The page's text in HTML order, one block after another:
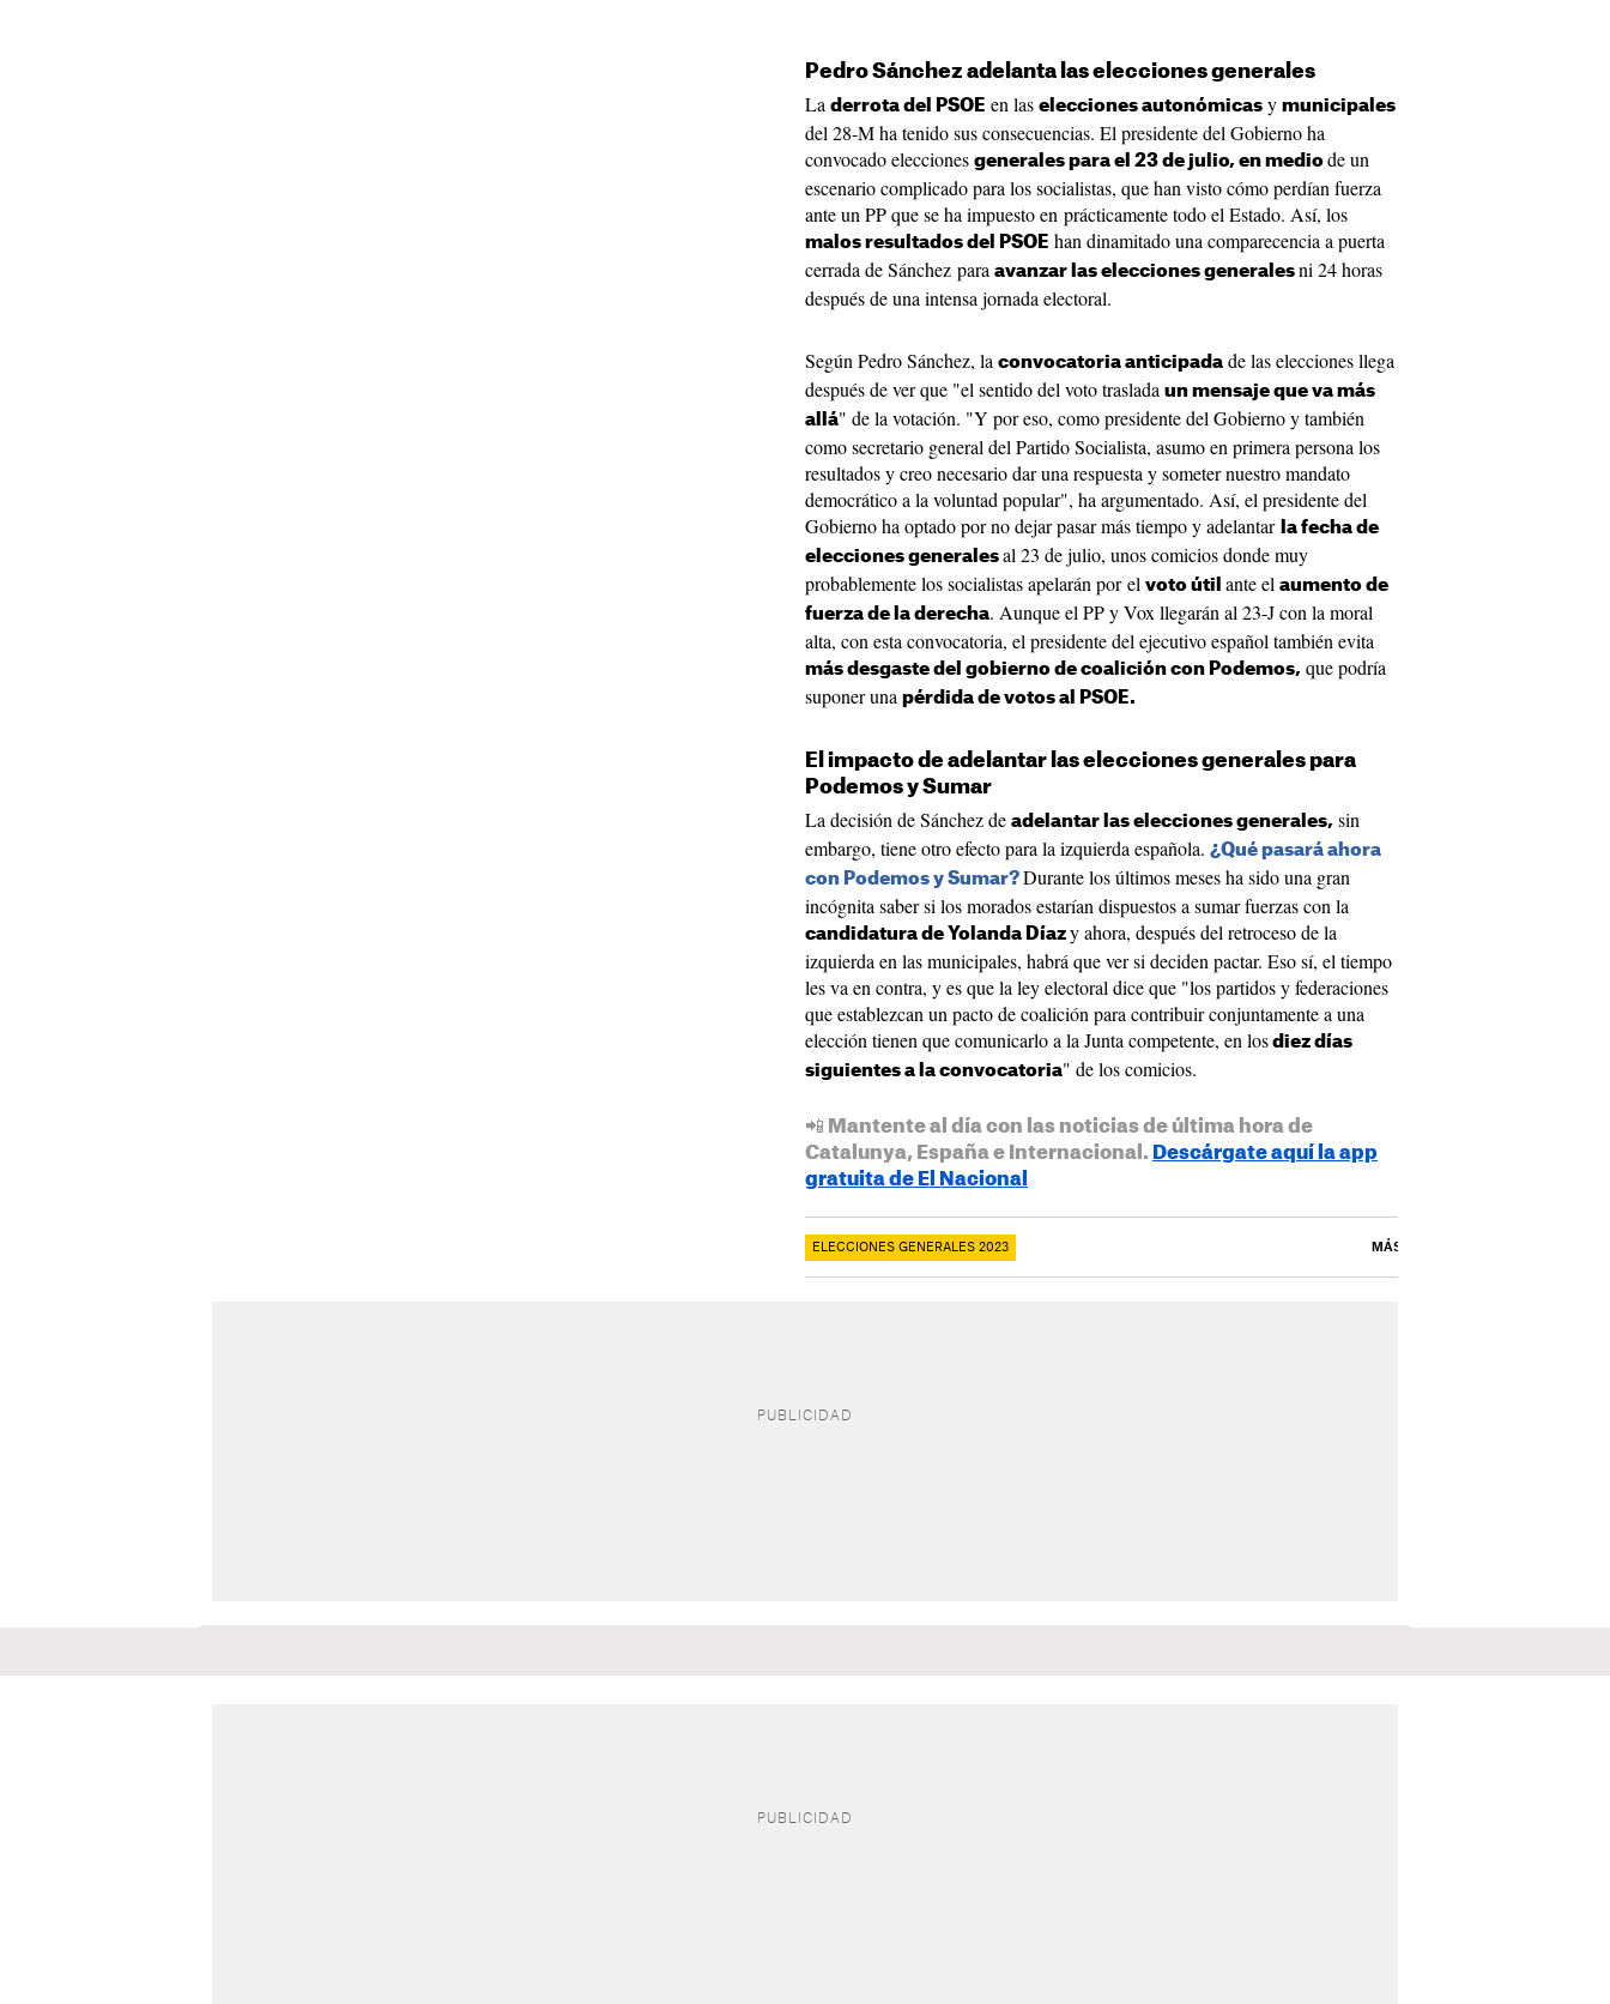
Pedro Sánchez adelanta las elecciones generales
La derrota del PSOE en las elecciones autonómicas y municipales
del 28-M ha tenido sus consecuencias. El presidente del Gobierno ha
convocado elecciones generales para el 23 de julio, en medio de un
escenario complicado para los socialistas, que han visto cómo perdían fuerza
ante un PP que se ha impuesto en prácticamente todo el Estado. Así, los
malos resultados del PSOE han dinamitado una comparecencia a puerta
cerrada de Sánchez para avanzar las elecciones generales ni 24 horas
después de una intensa jornada electoral.
Según Pedro Sánchez, la convocatoria anticipada de las elecciones llega
después de ver que "el sentido del voto traslada un mensaje que va más
allá" de la votación. "Y por eso, como presidente del Gobierno y también
como secretario general del Partido Socialista, asumo en primera persona los
resultados y creo necesario dar una respuesta y someter nuestro mandato
democrático a la voluntad popular", ha argumentado. Así, el presidente del
Gobierno ha optado por no dejar pasar más tiempo y adelantar la fecha de
elecciones generales al 23 de julio, unos comicios donde muy
probablemente los socialistas apelarán por el voto útil ante el aumento de
fuerza de la derecha. Aunque el PP y Vox llegarán al 23-J con la moral
alta, con esta convocatoria, el presidente del ejecutivo español también evita
más desgaste del gobierno de coalición con Podemos, que podría
suponer una pérdida de votos al PSOE.
El impacto de adelantar las elecciones generales para
Podemos y Sumar
La decisión de Sánchez de adelantar las elecciones generales, sin
embargo, tiene otro efecto para la izquierda española. ¿Qué pasará ahora
con Podemos y Sumar? Durante los últimos meses ha sido una gran
incógnita saber si los morados estarían dispuestos a sumar fuerzas con la
candidatura de Yolanda Díaz y ahora, después del retroceso de la
izquierda en las municipales, habrá que ver si deciden pactar. Eso sí, el tiempo
les va en contra, y es que la ley electoral dice que "los partidos y federaciones
que establezcan un pacto de coalición para contribuir conjuntamente a una
elección tienen que comunicarlo a la Junta competente, en los diez días
siguientes a la convocatoria" de los comicios.
📲 Mantente al día con las noticias de última hora de
Catalunya, España e Internacional. Descárgate aquí la app
gratuita de El Nacional
ELECCIONES GENERALES 2023 MÁS